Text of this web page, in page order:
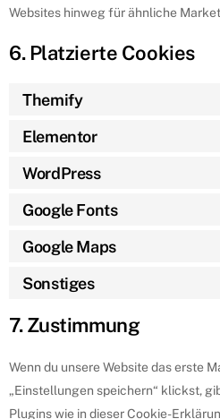
Websites hinweg für ähnliche
6. Platzierte Cookies
Themify
Elementor
WordPress
Google Fonts
Google Maps
Sonstiges
7. Zustimmung
Wenn du unsere Website das erste
„Einstellungen speichern“ klickst,
Plugins wie in dieser Cookie-